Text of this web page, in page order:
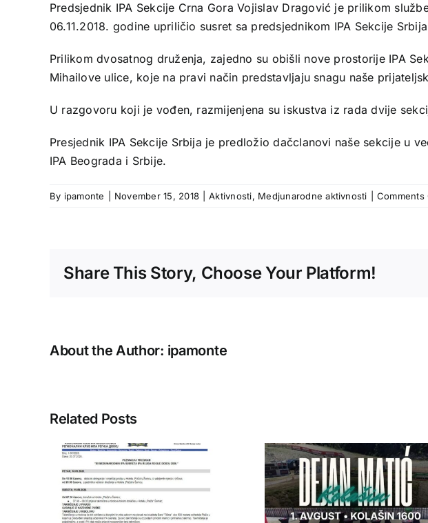
Predsjednik IPA Sekcije Crna Gora Vojislav Dragović je prilikom
06.11.2018. godine upriličio susret sa predsjednikom IPA Sekcije
Prilikom dvosatnog druženja, zajedno su obišli nove prostorije IPA
Mihailove ulice, koje na pravi način predstavljaju snagu naše
U razgovoru koji je vođen, razmijenjena su iskustva iz rada dvije
Presjednik IPA Sekcije Srbija je predložio dačclanovi naše sekcije u
IPA Beograda i Srbije.
By ipamonte November 15, 2018 Aktivnosti, Medjunarodne aktivnosti Comments
Share This Story, Choose Your Platform!
About the Author: ipamonte
Related Posts